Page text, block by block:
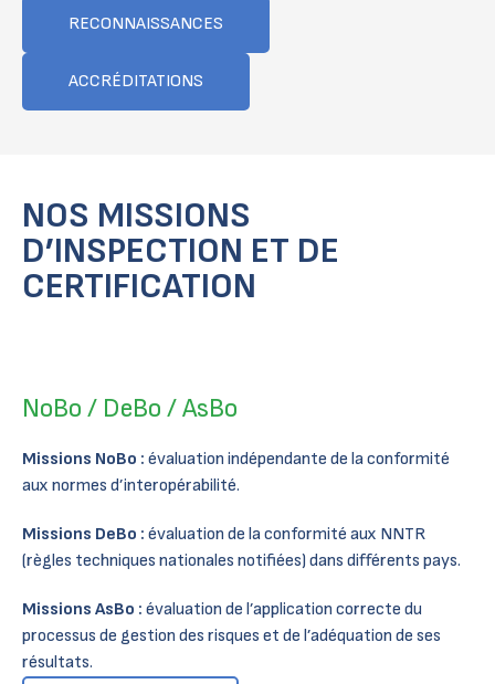
RECONNAISSANCES
ACCRÉDITATIONS
NOS MISSIONS
D’INSPECTION ET DE
CERTIFICATION
NoBo / DeBo / AsBo
Missions NoBo : évaluation indépendante de la conformité
aux normes d’interopérabilité.
Missions DeBo : évaluation de la conformité aux NNTR
(règles techniques nationales notifiées) dans différents pays.
Missions AsBo : évaluation de l’application correcte du
processus de gestion des risques et de l’adéquation de ses
résultats.